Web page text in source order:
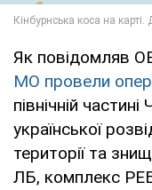
Як повідомляв
МО провели
північній
української
території та
ЛБ, комплекс